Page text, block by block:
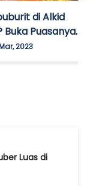
di Alkid
Buka Puasanya
Ini2023
Luas di